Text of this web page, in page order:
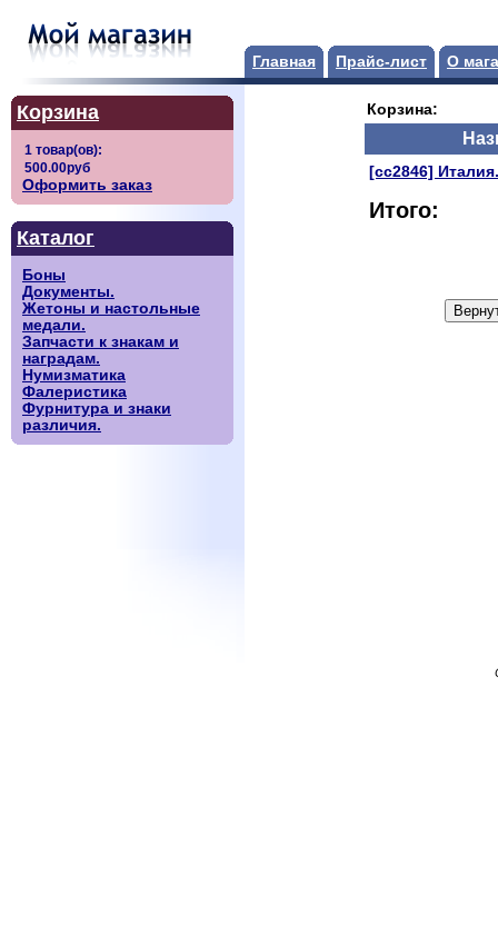
Главная Прайс-лист О
Корзина
Оформить заказ
Каталог
Боны
Документы.
Жетоны и настольные
медали.
Запчасти к знакам и
наградам.
Нумизматика
Фалеристика
Фурнитура и знаки
различия.
Корзина:
[сс2846]
Итого: